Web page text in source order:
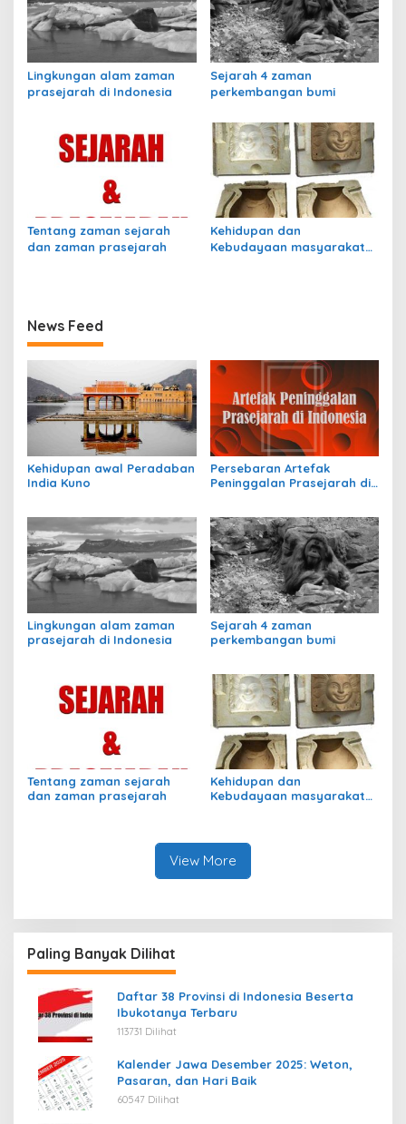
Lingkungan alam zaman
prasejarah di Indonesia
Sejarah 4 zaman
perkembangan bumi
Tentang zaman sejarah
dan zaman prasejarah
Kehidupan dan
Kebudayaan masyarakat
News Feed
Kehidupan awal Peradaban
India Kuno
Persebaran Artefak
Peninggalan Prasejarah di
Lingkungan alam zaman
prasejarah di Indonesia
Sejarah 4 zaman
perkembangan bumi
Tentang zaman sejarah
dan zaman prasejarah
Kehidupan dan
Kebudayaan masyarakat
View More
Paling Banyak Dilihat
Daftar 38 Provinsi di Indonesia Beserta
Ibukotanya Terbaru
113731 Dilihat
Kalender Jawa Desember 2025: Weton,
Pasaran, dan Hari Baik
60547 Dilihat